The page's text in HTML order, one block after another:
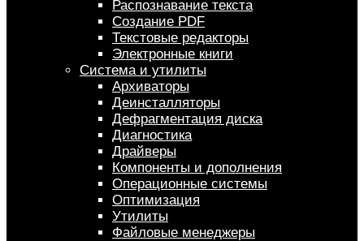
Распознавание текста
Создание PDF
Текстовые редакторы
Электронные книги
Система и утилиты
Архиваторы
Деинсталляторы
Дефрагментация диска
Диагностика
Драйверы
Компоненты и дополнения
Операционные системы
Оптимизация
Утилиты
Файловые менеджеры